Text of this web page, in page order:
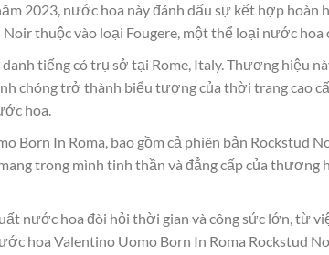
2023, nước hoa này đánh dấu sự kết hợp hoàn
thuộc vào loại Fougere, một thể loại nước
tiếng có trụ sở tại Rome, Italy. Thương hiệu
chóng trở thành biểu tượng của thời trang cao
hoa.
Born In Roma, bao gồm cả phiên bản Rockstud
trong mình tinh thần và đẳng cấp của
nước hoa đòi hỏi thời gian và công sức lớn, từ
hoa Valentino Uomo Born In Roma Rockstud